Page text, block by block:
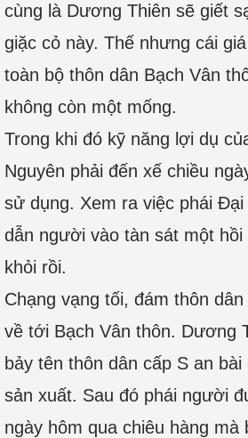
cùng là Dương Thiên sẽ giết
giặc cỏ này. Thế nhưng cái
toàn bộ thôn dân Bạch Vân
không còn một mống.
Trong khi đó kỹ năng lợi dụ
Nguyên phải đến xế chiều
sử dụng. Xem ra việc phái
dẫn người vào tàn sát một hồi
khỏi rồi.
Chạng vạng tối, đám thôn
về tới Bạch Vân thôn. Dương
bảy tên thôn dân cấp S an
sản xuất. Sau đó phái người
ngày hôm qua chiêu hàng